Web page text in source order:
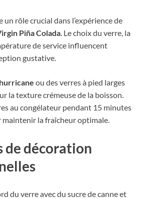
rôle crucial dans l’expérience de
Piña Colada. Le choix du verre, la
de service influencent
gustative.
ou des verres à pied larges
la texture crémeuse de la boisson.
au congélateur pendant 15 minutes
maintenir la fraîcheur optimale.
de décoration
du verre avec du sucre de canne et